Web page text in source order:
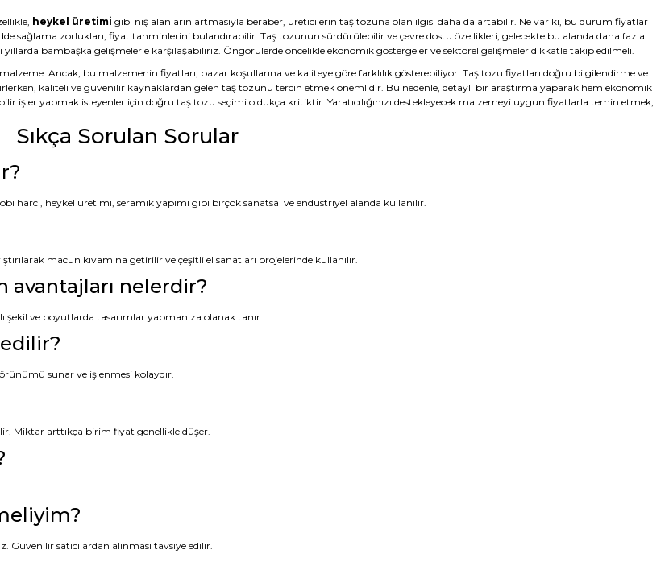
heykel üretimi gibi niş alanların artmasıyla beraber, üreticilerin taş tozuna olan ilgisi daha da artabilir. Ne var ki, bu durum fiyatlar
sağlama zorlukları, fiyat tahminlerini bulandırabilir. Taş tozunun sürdürülebilir ve çevre dostu özellikleri, gelecekte bu alanda daha fazla
bambaşka gelişmelerle karşılaşabiliriz. Öngörülerde öncelikle ekonomik göstergeler ve sektörel gelişmeler dikkatle takip edilmeli.
Ancak, bu malzemenin fiyatları, pazar koşullarına ve kaliteye göre farklılık gösterebiliyor. Taş tozu fiyatları doğru bilgilendirme ve
kaliteli ve güvenilir kaynaklardan gelen taş tozunu tercih etmek önemlidir. Bu nedenle, detaylı bir araştırma yaparak hem ekonomik
işler yapmak isteyenler için doğru taş tozu seçimi oldukça kritiktir. Yaratıcılığınızı destekleyecek malzemeyi uygun fiyatlarla temin etmek,
Sıkça Sorulan Sorular
heykel üretimi, seramik yapımı gibi birçok sanatsal ve endüstriyel alanda kullanılır.
macun kıvamına getirilir ve çeşitli el sanatları projelerinde kullanılır.
nelerdir?
ve boyutlarda tasarımlar yapmanıza olanak tanır.
sunar ve işlenmesi kolaydır.
Miktar arttıkça birim fiyat genellikle düşer.
satıcılardan alınması tavsiye edilir.